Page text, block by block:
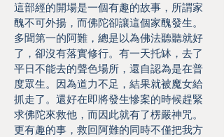
這部經的開場是一個有趣的故事，所謂家
醜不可外揚，而佛陀卻讓這個家醜發生。
多聞第一的阿難，總是以為佛法聽聽就好
了，卻沒有落實修行。有一天托缽，去了
平日不能去的聲色場所，還自認為是在普
度眾生。因為道力不足，結果就被魔女給
抓走了。還好在即將發生慘案的時候趕緊
求佛陀來救他，而因此就有了楞嚴神咒。
更有趣的事，救回阿難的同時不僅把我方